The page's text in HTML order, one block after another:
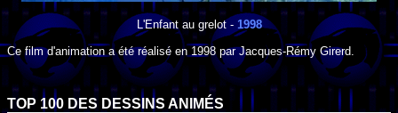
L'Enfant au grelot- 1998
Ce film d'animation a été réalisé en 1998 parJacques-Rémy Girerd
TOP 100 DES DESSINS ANIMÉS